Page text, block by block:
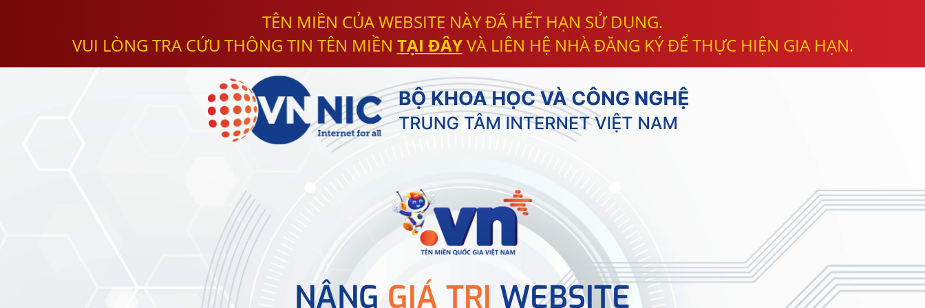
TÊN MIỀN CỦA WEBSITE NÀY ĐÃ HẾT HẠN SỬ DỤNG.
VUI LÒNG TRA CỨU THÔNG TIN TÊN MIỀN TẠI ĐÂYVÀ LIÊN HỆ NHÀ ĐĂNG KÝ ĐỂ THỰC HIỆN GIA HẠN.
NÂNG GIÁ TRỊ WEBSITE